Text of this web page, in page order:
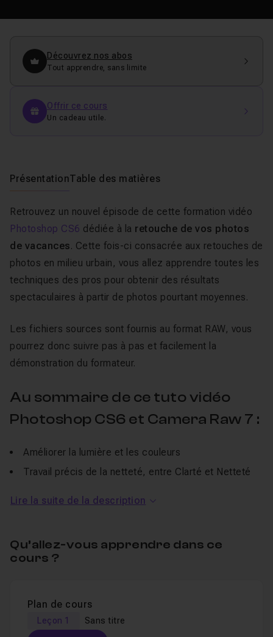
Découvrez nos abos
Tout apprendre, sans limite
Offrir ce cours
Un cadeau utile.
PrésentationTable des matières
Retrouvez un nouvel épisode de cette formation vidéo
Photoshop CS6 dédiée à la retouche de vos photos
de vacances. Cette fois-ci consacrée aux retouches de
photos en milieu urbain, vous allez apprendre toutes les
techniques des pros pour obtenir des résultats
spectaculaires à partir de photos pourtant moyennes.
Les fichiers sources sont fournis au format RAW, vous
pourrez donc suivre pas à pas et facilement la
démonstration du formateur.
Au sommaire de ce tuto vidéo
Photoshop CS6 et Camera Raw 7 :
Améliorer la lumière et les couleurs
Travail précis de la netteté, entre Clarté et Netteté
Corriger un contre jour via des retouches locales
Camera Raw
Produire un développement couleur facilement
plusieurs images dans
Travailler avec un objet dynamique dans
Lire la suite de la description
Qu’allez-vous apprendre dans ce
cours ?
Plan de cours
Leçon 1 Sans titre